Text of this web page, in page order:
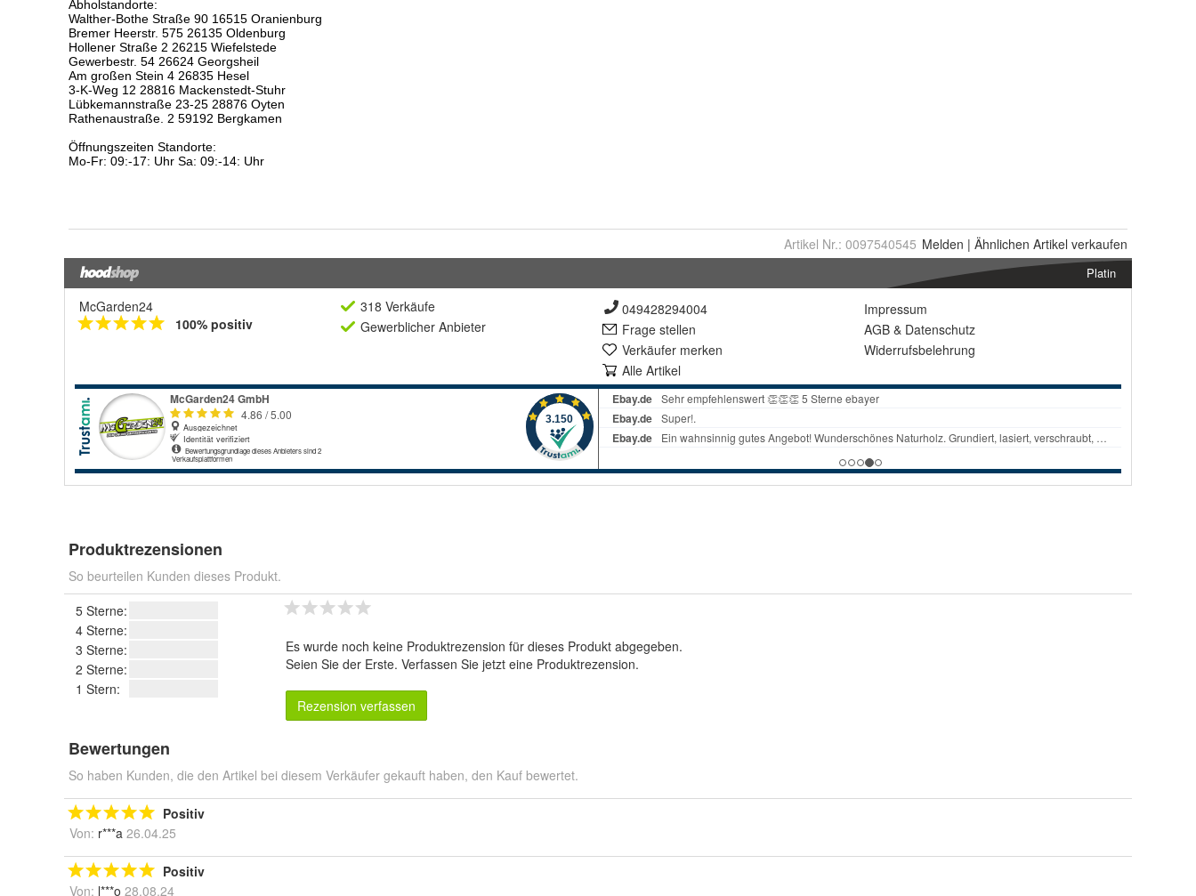
Artikel Nr.: 0097540545 Melden | Ähnlichen Artikel verkaufen
Platin
McGarden24
100% positiv
318 Verkäufe
Gewerblicher Anbieter
049428294004
Frage stellen
Verkäufer merken
Alle Artikel
Impressum
AGB & Datenschutz
Widerrufsbelehrung
Produktrezensionen
So beurteilen Kunden dieses Produkt.
5 Sterne:
4 Sterne:
3 Sterne:
2 Sterne:
1 Stern:
Es wurde noch keine Produktrezension für dieses Produkt abgegeben.
Seien Sie der Erste. Verfassen Sie jetzt eine Produktrezension.
Rezension verfassen
Bewertungen
So haben Kunden, die den Artikel bei diesem Verkäufer gekauft haben, den Kauf bewertet.
Positiv
Von: r***a 26.04.25
Positiv
Von: l***o 28.08.24